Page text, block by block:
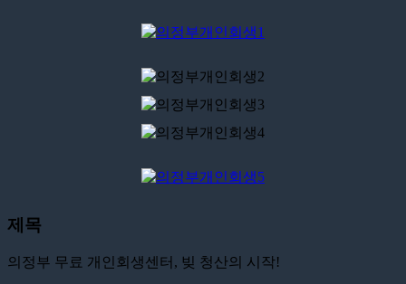
제목
의정부 무료 개인회생센터, 빚 청산의 시작!